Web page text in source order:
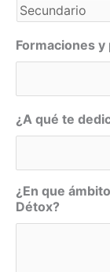
Formaciones
¿A qué te
¿En que
Détox?